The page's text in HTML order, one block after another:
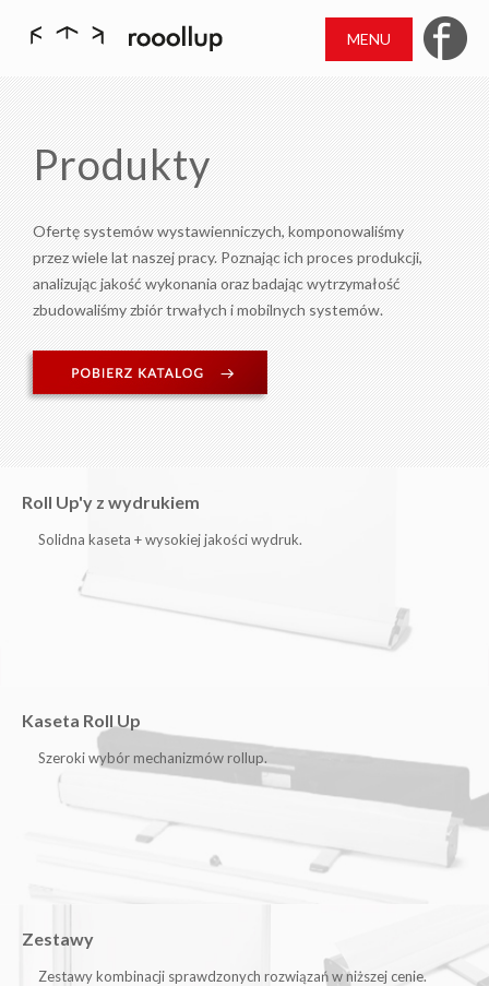
MENU
Produkty
Ofertę systemów wystawienniczych, komponowaliśmy
przez wiele lat naszej pracy. Poznając ich proces produkcji,
analizując jakość wykonania oraz badając wytrzymałość
zbudowaliśmy zbiór trwałych i mobilnych systemów.
Roll Up'y z wydrukiem
Solidna kaseta + wysokiej jakości wydruk.
Kaseta Roll Up
Szeroki wybór mechanizmów rollup.
Zestawy
Zestawy kombinacji sprawdzonych rozwiązań w niższej cenie.